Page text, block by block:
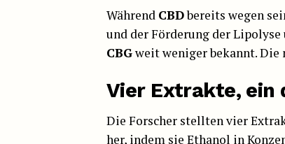
Während CBDbereits wegen
und der Förderung der
CBGweit weniger bekannt. Die
Vier Extrakte, ein
Die Forscher stellten vier
her, indem sie Ethanol in